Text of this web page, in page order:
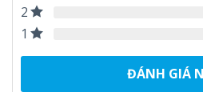
2
1
ĐÁNH GIÁ